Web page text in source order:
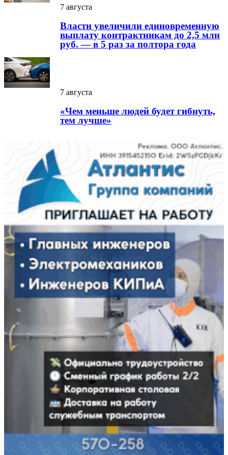
7 августа
Власти увеличили единовременную
выплату контрактникам до 2,5 млн
руб. — в 5 раз за полтора года
7 августа
«Чем меньше людей будет гибнуть,
тем лучше»